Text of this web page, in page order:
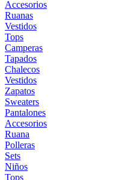
Accesorios
Ruanas
Vestidos
Tops
Camperas
Tapados
Chalecos
Vestidos
Zapatos
Sweaters
Pantalones
Accesorios
Ruana
Polleras
Sets
Niños
Tops